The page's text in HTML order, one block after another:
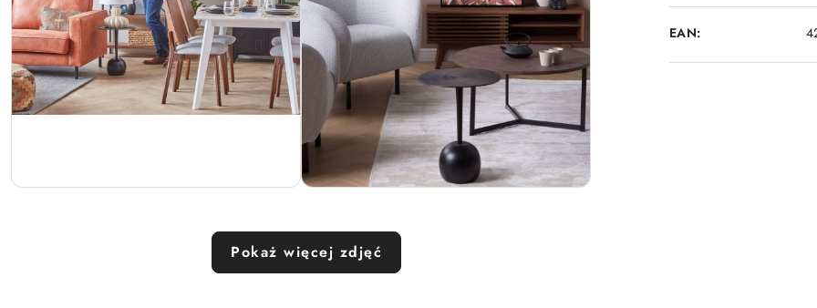
Pokaż więcej zdjęć
EAN: